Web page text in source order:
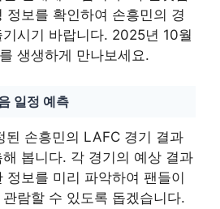
정보를 확인하여 손흥민의 경
시기 바랍니다. 2025년 10월
생생하게 만나보세요.
일정 예측
된 손흥민의 LAFC 경기 결과
봅니다. 각 경기의 예상 결과
정보를 미리 파악하여 팬들이
람할 수 있도록 돕겠습니다.